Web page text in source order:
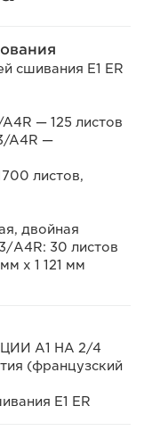
сшивания E1 ER
— 125 листов
A4R —
листов,
двойная
A4R: 30 листов
x 1 121 мм
A1 НА 2/4
(французский
E1 ER